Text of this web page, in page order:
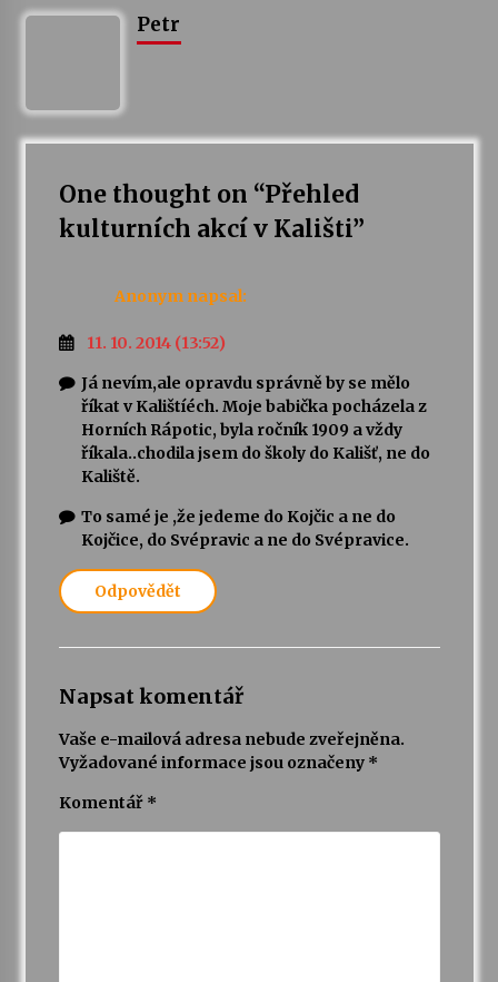
Varhanní recitál Michala Novenka v Klášteře
Petr Adamec – Malovaný svět
Petr
One thought on “Přehled
kulturních akcí v Kališti”
Anonym napsal:
11. 10. 2014 (13:52)
Já nevím,ale opravdu správně by se mělo
říkat v Kalištíéch. Moje babička pocházela z
Horních Rápotic, byla ročník 1909 a vždy
říkala..chodila jsem do školy do Kališť, ne do
Kaliště.
To samé je ,že jedeme do Kojčic a ne do
Kojčice, do Svépravic a ne do Svépravice.
Odpovědět
Napsat komentář
Vaše e-mailová adresa nebude zveřejněna.
Vyžadované informace jsou označeny *
Komentář *